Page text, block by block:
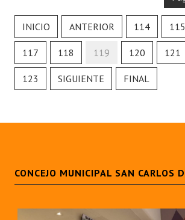
INICIO ANTERIOR 114 115
117 118 119 120 121
123 SIGUIENTE FINAL
CONCEJO MUNICIPAL SAN CARLOS